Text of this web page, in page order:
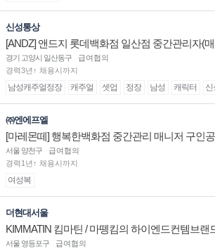
신성통상
[ANDZ] 앤드지 롯데백화점 일산점 중간관리자(
경기 고양시 일산동구
급여협의
경력3년↑ 채용시까지
남성캐주얼정장 캐주얼 셋업 정장 남성 캐릭터 신
㈜엔에프엘
[마레몬떼] 행복한백화점 중간관리 매니저 구인
서울 양천구
급여협의
경력1년↑ 채용시까지
여성복
더현대서울
KIMMATIN 킴마틴 / 마뗑킴의 하이엔드컨템브랜
서울 영등포구
급여협의